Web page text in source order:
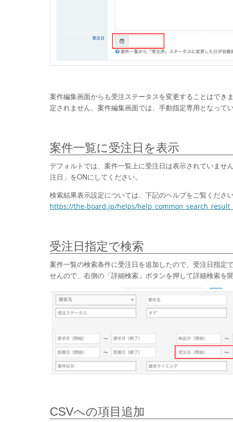
案件編集画面からも受注ステータスを変更することはでき
定されません。案件編集画面では、手動指定専用となってい
案件一覧に受注日を表示
デフォルトでは、案件一覧上に受注日は表示されていませ
注日」をONにしてください。
検索結果表示設定については、下記のヘルプをご覧ください
https://the-board.jp/helps/
受注日指定で検索
案件一覧の検索条件に受注日を追加したので、受注日指定
せんので、右側の「詳細検索」ボタンを押して詳細検索を開
CSVへの項目追加